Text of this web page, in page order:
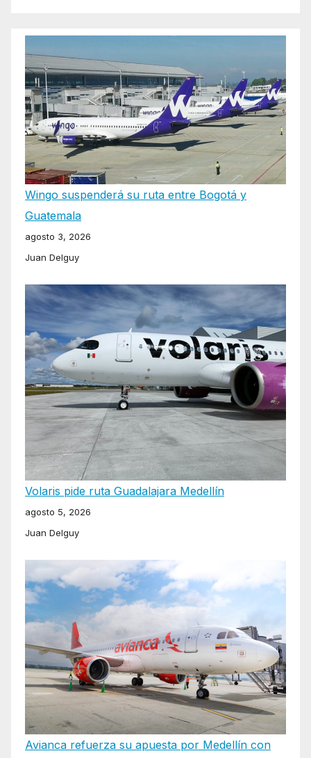
Wingo suspenderá su ruta entre Bogotá y
Guatemala
agosto 3, 2026
Juan Delguy
Volaris pide ruta Guadalajara Medellín
agosto 5, 2026
Juan Delguy
Avianca refuerza su apuesta por Medellín con